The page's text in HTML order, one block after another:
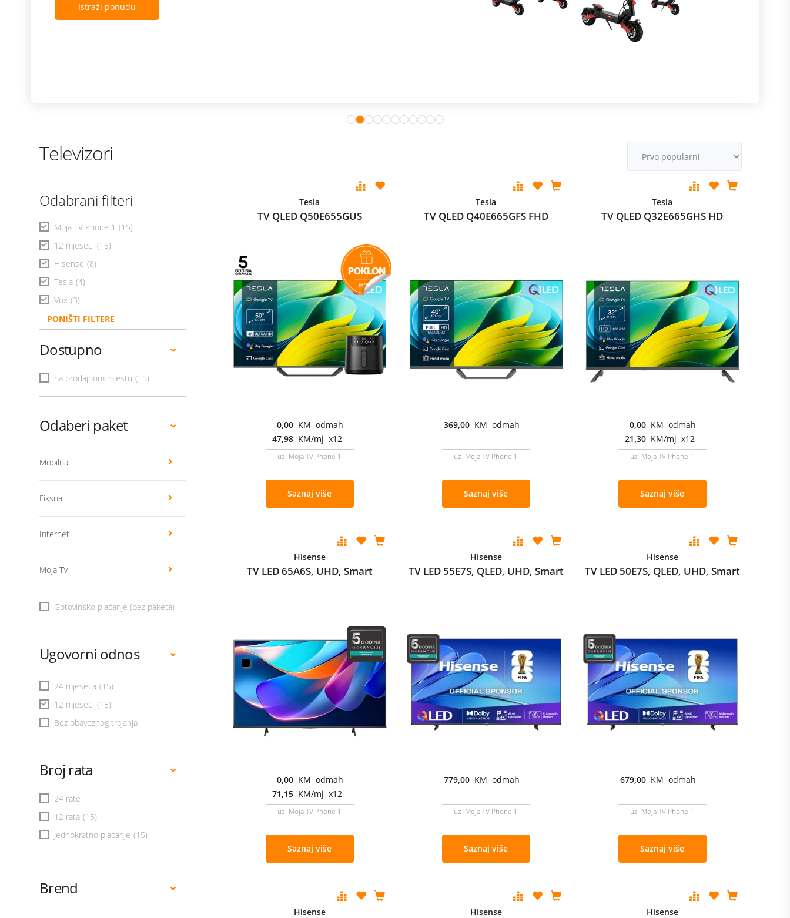
Istraži ponudu
Televizori
Odabrani filteri
Moja TV Phone 1 (15)
12 mjeseci (15)
Hisense (8)
Tesla (4)
Vox (3)
PONIŠTI FILTERE
Dostupno
na prodajnom mjestu (15)
Odaberi paket
Mobilna
Fiksna
Internet
Moja TV
Gotovinsko plaćanje (bez paketa)
Ugovorni odnos
24 mjeseca (15)
12 mjeseci (15)
Bez obaveznog trajanja
Broj rata
24 rate
12 rata (15)
Jednokratno plaćanje (15)
Brend
Tesla
TV QLED Q50E655GUS
0,00 KM odmah
47,98 KM/mj x12
uz Moja TV Phone 1
Saznaj više
Tesla
TV QLED Q40E665GFS FHD
369,00 KM odmah
uz Moja TV Phone 1
Saznaj više
Tesla
TV QLED Q32E665GHS HD
0,00 KM odmah
21,30 KM/mj x12
uz Moja TV Phone 1
Saznaj više
Hisense
TV LED 65A6S, UHD, Smart
0,00 KM odmah
71,15 KM/mj x12
uz Moja TV Phone 1
Saznaj više
Hisense
TV LED 55E7S, QLED, UHD, Smart
779,00 KM odmah
uz Moja TV Phone 1
Saznaj više
Hisense
TV LED 50E7S, QLED, UHD, Smart
679,00 KM odmah
uz Moja TV Phone 1
Saznaj više
Hisense Hisense Hisense